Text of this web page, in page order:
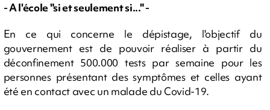
- A l'école "si et seulement si..." -
En ce qui concerne le dépistage, l'objectif du
gouvernement est de pouvoir réaliser à partir du
déconfinement 500.000 tests par semaine pour les
personnes présentant des symptômes et celles ayant
été en contact avec un malade du Covid-19.